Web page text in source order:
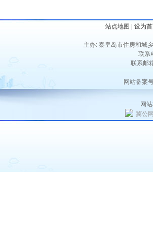
站点地图 设为
主办: 秦皇岛市住房和城
联系
联系邮
网站备案
网
冀公